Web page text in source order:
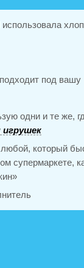
под вашу
одни и те же,
игрушек
который
супермаркете,